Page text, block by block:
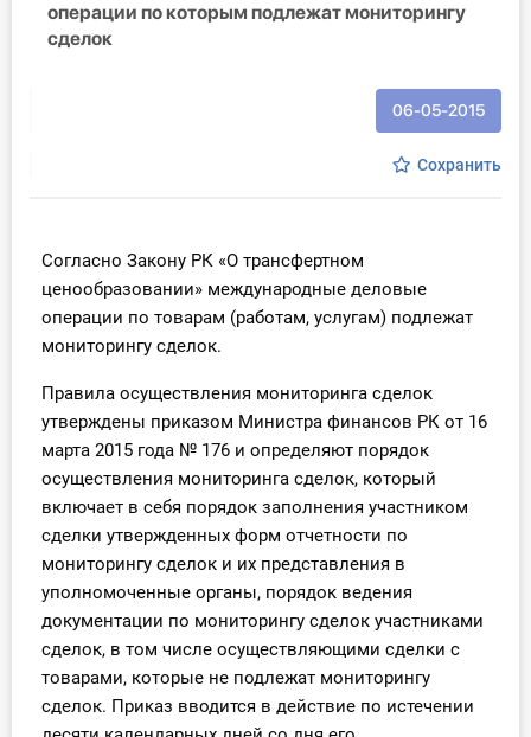
Библиотека бухгалтера
Участник ВЭД
Практика ИП
Учет по отраслям
Юридический помощник
Интернет-магазин
О Системе
Обучение
Тарифы
операции по которым подлежат мониторингу
сделок
06-05-2015
Сохранить
Согласно Закону РК «О трансфертном
ценообразовании» международные деловые
операции по товарам (работам, услугам) подлежат
мониторингу сделок.
Правила осуществления мониторинга сделок
утверждены приказом Министра финансов РК от 16
марта 2015 года № 176 и определяют порядок
осуществления мониторинга сделок, который
включает в себя порядок заполнения участником
сделки утвержденных форм отчетности по
мониторингу сделок и их представления в
уполномоченные органы, порядок ведения
документации по мониторингу сделок участниками
сделок, в том числе осуществляющими сделки с
товарами, которые не подлежат мониторингу
сделок. Приказ вводится в действие по истечении